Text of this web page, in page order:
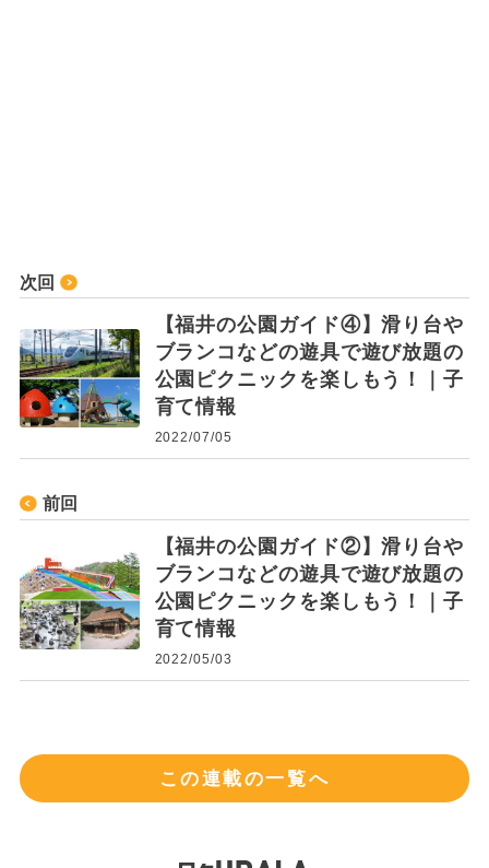
次回
【福井の公園ガイド④】滑り台や
ブランコなどの遊具で遊び放題の
公園ピクニックを楽しもう！｜子
育て情報
2022/07/05
前回
【福井の公園ガイド②】滑り台や
ブランコなどの遊具で遊び放題の
公園ピクニックを楽しもう！｜子
育て情報
2022/05/03
この連載の一覧へ